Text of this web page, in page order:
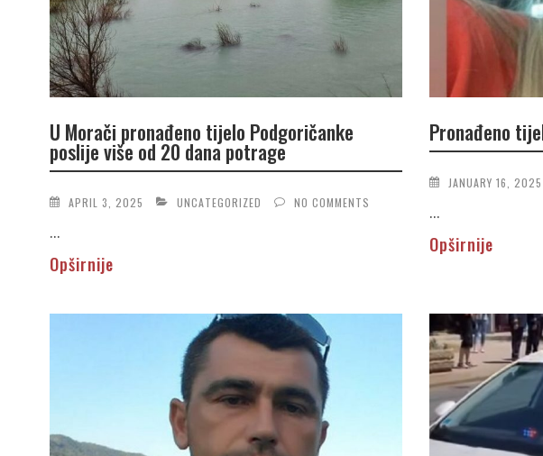
U Morači pronađeno tijelo Podgoričanke
poslije više od 20 dana potrage
APRIL 3, 2025 UNCATEGORIZED NO COMMENTS
...
Opširnije
Pronađeno
JANUARY 16, 2025
...
Opširnije